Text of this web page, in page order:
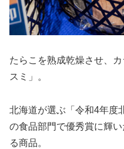
たらこを熟成乾燥させ、
スミ」。
北海道が選ぶ「令和4年度
の食品部門で優秀賞に輝
る商品。